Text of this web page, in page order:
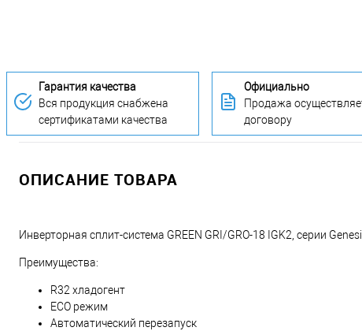
Гарантия качества
Вся продукция снабжена
сертификатами качества
Официально
Продажа
договору
ОПИСАНИЕ ТОВАРА
Инверторная сплит-система GREEN GRI/GRO-18 IGK2, серии
Преимущества:
R32 хладогент
ECO режим
Автоматический перезапуск